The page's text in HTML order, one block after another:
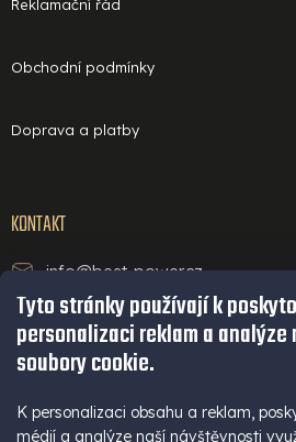
Tyto stránky používají k
personalizaci reklam a
soubory cookie.
K personalizaci obsahu a reklam,
médií a analýze naší návštěvnosti
Reklamační řád
Obchodní podmínky
Doprava a platby
KONTAKT
info@best-power.cz
technická podpora a servis
+420 771 234 568
+420 777 109 009